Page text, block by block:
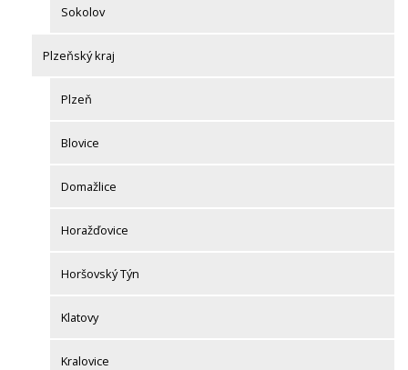
Sokolov
Plzeňský kraj
Plzeň
Blovice
Domažlice
Horažďovice
Horšovský Týn
Klatovy
Kralovice